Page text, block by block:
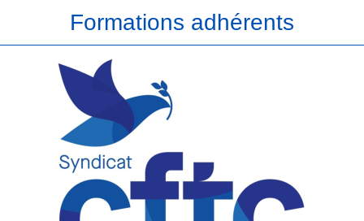
Formations adhérents